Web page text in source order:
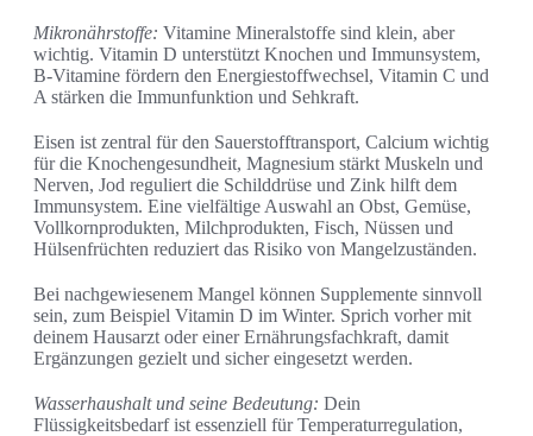
Mikronährstoffe: Vitamine Mineralstoffe sind klein, aber
wichtig. Vitamin D unterstützt Knochen und Immunsystem,
B-Vitamine fördern den Energiestoffwechsel, Vitamin C und
A stärken die Immunfunktion und Sehkraft.
Eisen ist zentral für den Sauerstofftransport, Calcium wichtig
für die Knochengesundheit, Magnesium stärkt Muskeln und
Nerven, Jod reguliert die Schilddrüse und Zink hilft dem
Immunsystem. Eine vielfältige Auswahl an Obst, Gemüse,
Vollkornprodukten, Milchprodukten, Fisch, Nüssen und
Hülsenfrüchten reduziert das Risiko von Mangelzuständen.
Bei nachgewiesenem Mangel können Supplemente sinnvoll
sein, zum Beispiel Vitamin D im Winter. Sprich vorher mit
deinem Hausarzt oder einer Ernährungsfachkraft, damit
Ergänzungen gezielt und sicher eingesetzt werden.
Wasserhaushalt und seine Bedeutung: Dein
Flüssigkeitsbedarf ist essenziell für Temperaturregulation,